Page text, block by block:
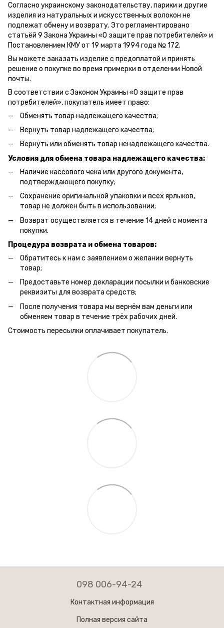
Согласно украинскому законодательству, парики и другие
изделия из натуральных и искусственных волокон не
подлежат обмену и возврату. Это регламентировано
статьёй 9 Закона Украины «О защите прав потребителей» и
Постановлением КМУ от 19 марта 1994 года № 172.
Вы можете заказать изделие с предоплатой и принять
решение о покупке во время примерки в отделении Новой
почты.
В соответствии с Законом Украины «О защите прав
потребителей», покупатель имеет право:
Обменять товар надлежащего качества;
Вернуть товар надлежащего качества;
Вернуть или обменять товар ненадлежащего качества.
Условия для обмена товара надлежащего качества:
Наличие кассового чека или другого документа,
подтверждающего покупку;
Сохранение оригинальной упаковки и всех ярлыков,
товар не должен быть в использовании;
Возврат осуществляется в течение 14 дней с момента
покупки.
Процедура возврата и обмена товаров:
Обратитесь к нам с заявлением о желании вернуть
товар;
Предоставьте номер декларации посылки и банковские
реквизиты для возврата средств;
После получения товара мы вернём вам деньги или
обменяем товар в течение трёх рабочих дней.
Стоимость пересылки оплачивает покупатель.
098 006-94-24
Контактная информация
Полная версия сайта